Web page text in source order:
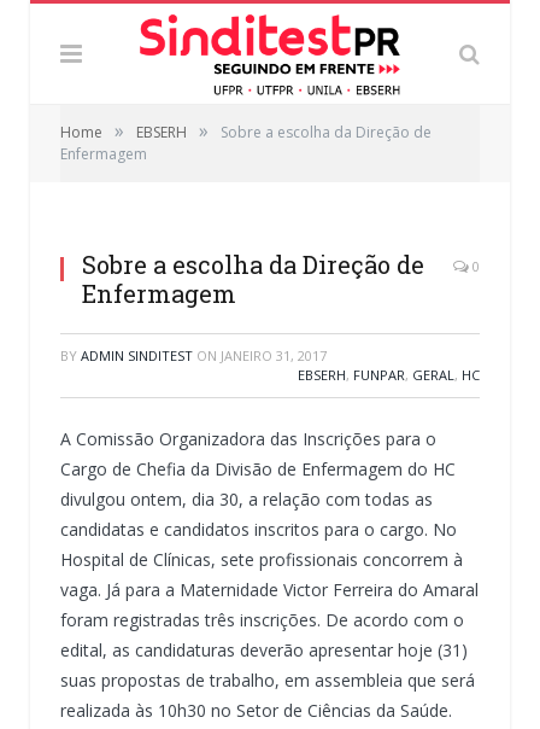
Home » EBSERH »
Sobre a escolha da Direção de
Enfermagem
Sobre a escolha da Direção de
Enfermagem
0
BY ADMIN SINDITEST ON JANEIRO 31, 2017
EBSERH, FUNPAR, GERAL , HC
A Comissão Organizadora das Inscrições para o
Cargo de Chefia da Divisão de Enfermagem do HC
divulgou ontem, dia 30, a relação com todas as
candidatas e candidatos inscritos para o cargo. No
Hospital de Clínicas, sete profissionais concorrem à
vaga. Já para a Maternidade Victor Ferreira do Amaral
foram registradas três inscrições. De acordo com o
edital, as candidaturas deverão apresentar hoje (31)
suas propostas de trabalho, em assembleia que será
realizada às 10h30 no Setor de Ciências da Saúde.